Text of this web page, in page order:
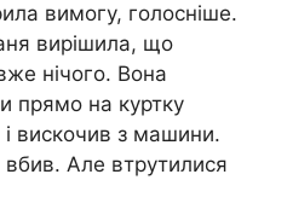
вимогу, голосніше.
вирішила, що
нічого. Вона
прямо на куртку
вискочив з машини.
Але втрутилися